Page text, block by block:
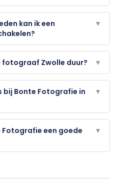
kan ik een
▼
fotograaf Zwolle duur? ▼
bij Bonte Fotografie in
▼
een goede
▼